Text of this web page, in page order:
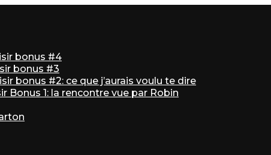
bonus #4
bonus #3
bonus #2: ce que j’aurais voulu te dire
Bonus 1: la rencontre vue par Robin